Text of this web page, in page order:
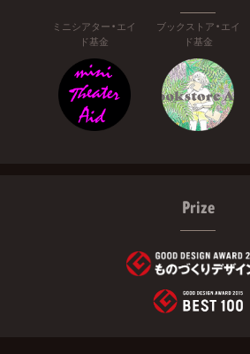
ミニシアター・エイ
ド基金
ブックストア・エイ
ド基金
Prize